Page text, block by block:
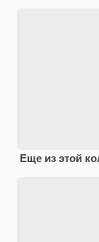
Еще из этой